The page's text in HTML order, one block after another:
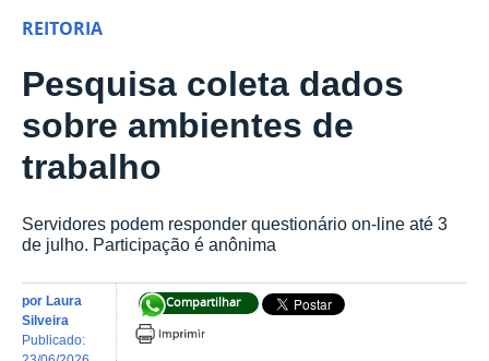
REITORIA
Pesquisa coleta dados
sobre ambientes de
trabalho
Servidores podem responder questionário on-line até 3
de julho. Participação é anônima
Compartilhar
por Laura
Silveira
publicado: